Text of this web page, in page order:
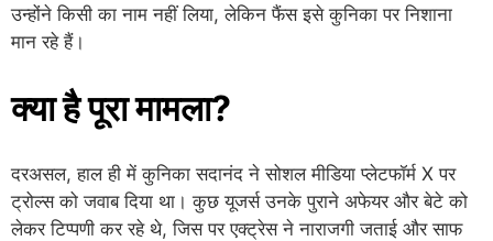
उन्होंने किसी का नाम नहीं लिया, लेकिन फैंस इसे कुनिका पर निशाना
मान रहे हैं।
क्या है पूरा मामला?
दरअसल, हाल ही में कुनिका सदानंद ने सोशल मीडिया प्लेटफॉर्म X पर
ट्रोल्स को जवाब दिया था। कुछ यूजर्स उनके पुराने अफेयर और बेटे को
लेकर टिप्पणी कर रहे थे, जिस पर एक्ट्रेस ने नाराजगी जताई और साफ